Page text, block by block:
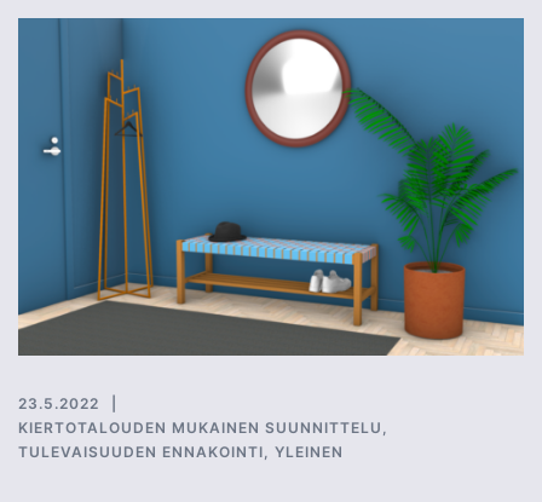
23.5.2022
KIERTOTALOUDEN MUKAINEN SUUNNITTELU
TULEVAISUUDEN ENNAKOINTI
YLEINEN